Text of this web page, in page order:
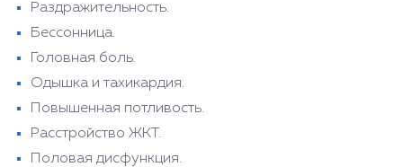
Раздражительность.
Бессонница.
Головная боль.
Одышка и тахикардия.
Повышенная потливость.
Расстройство ЖКТ.
Половая дисфункция.